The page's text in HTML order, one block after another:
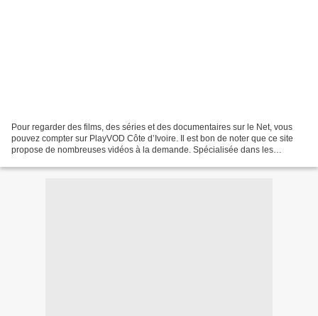
Pour regarder des films, des séries et des documentaires sur le Net, vous
pouvez compter sur PlayVOD Côte d’Ivoire. Il est bon de noter que ce site
propose de nombreuses vidéos à la demande. Spécialisée dans les